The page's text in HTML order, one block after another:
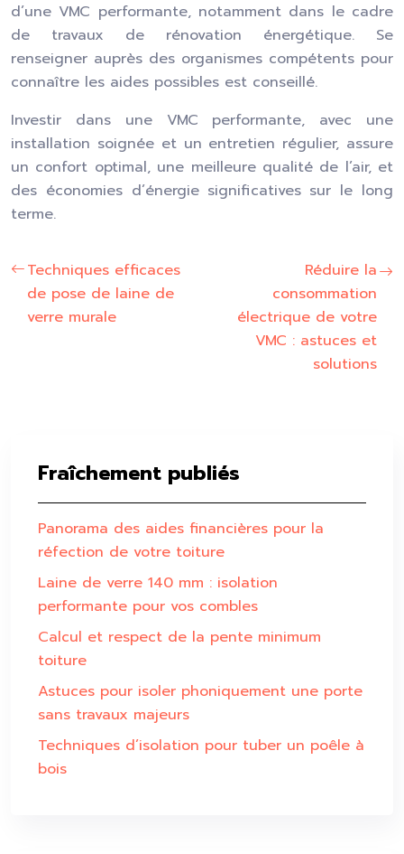
d’une VMC performante, notamment dans le cadre
de travaux de rénovation énergétique. Se
renseigner auprès des organismes compétents pour
connaître les aides possibles est conseillé.
Investir dans une VMC performante, avec une
installation soignée et un entretien régulier, assure
un confort optimal, une meilleure qualité de l’air, et
des économies d’énergie significatives sur le long
terme.
Techniques efficaces
de pose de laine de
verre murale
Réduire la
consommation
électrique de votre
VMC : astuces et
solutions
Fraîchement publiés
Panorama des aides financières pour la
réfection de votre toiture
Laine de verre 140 mm : isolation
performante pour vos combles
Calcul et respect de la pente minimum
toiture
Astuces pour isoler phoniquement une porte
sans travaux majeurs
Techniques d’isolation pour tuber un poêle à
bois